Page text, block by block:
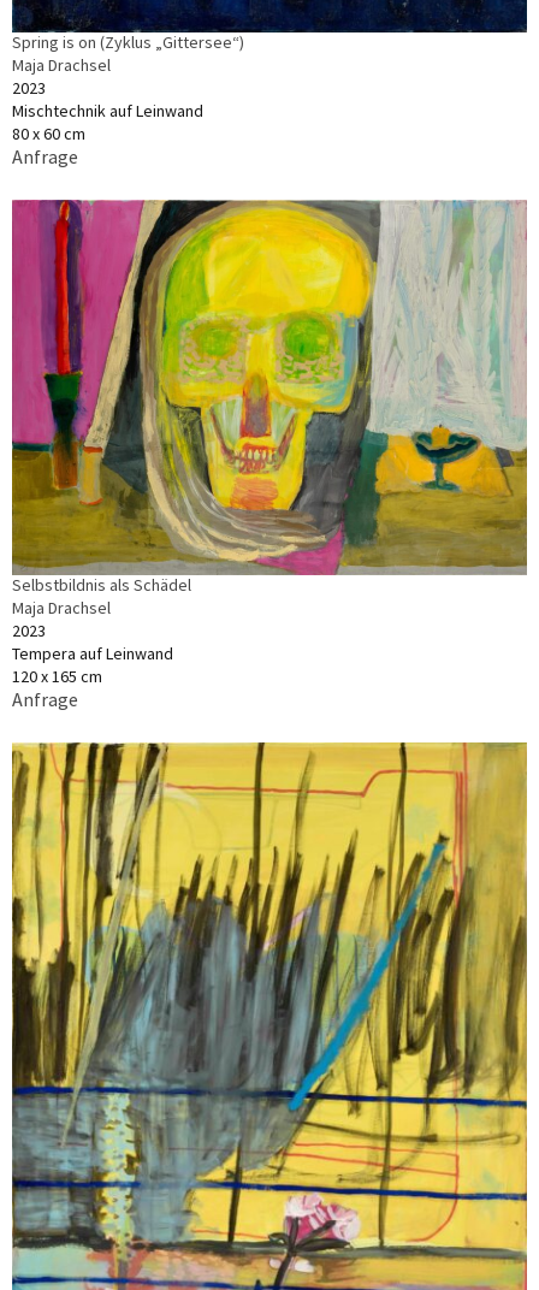
Spring is on (Zyklus „Gittersee“)
Maja Drachsel
2023
Mischtechnik auf Leinwand
80 x 60 cm
Anfrage
Selbstbildnis als Schädel
Maja Drachsel
2023
Tempera auf Leinwand
120 x 165 cm
Anfrage